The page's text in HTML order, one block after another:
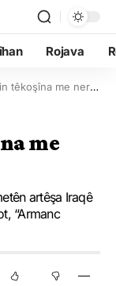
Rojava
me nerewa nîşan bidin!
me
artêşa Iraqê
“Armanc